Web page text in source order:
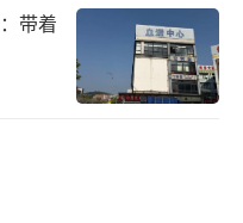
带着